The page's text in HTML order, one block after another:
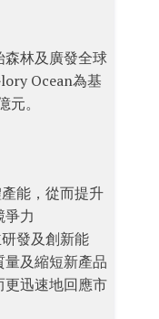
森林及廣發全球
Ocean為基
。
能，從而提升
爭力
發及創新能
及縮短新產品
更迅速地回應市